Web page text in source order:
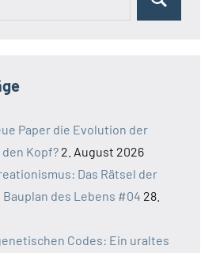
Suchen
Paper die Evolution der
Kopf? 2. August 2026
Das Rätsel der
des Lebens #04 28.
Codes: Ein uraltes